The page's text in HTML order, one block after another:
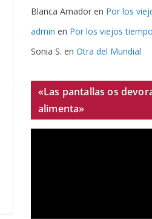
Blanca Amador en Por los
admin en Por los viejos
Sonia S. en Otra del Mundial
«Las pantallas os
alimenta»